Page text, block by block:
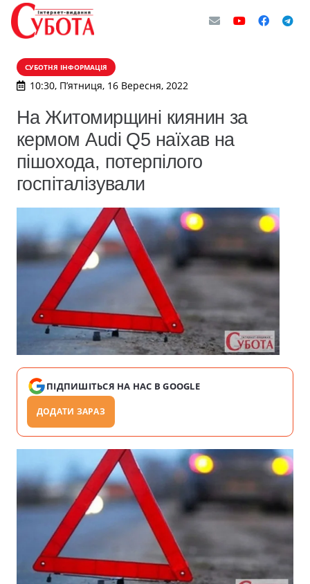
СУБОТНЯ ІНФОРМАЦІЯ
10:30, П’ятниця, 16 Вересня, 2022
На Житомирщині киянин за
кермом Audi Q5 наїхав на
пішохода, потерпілого
госпіталізували
ПІДПИШІТЬСЯ НА НАС В GOOGLE
ДОДАТИ ЗАРАЗ